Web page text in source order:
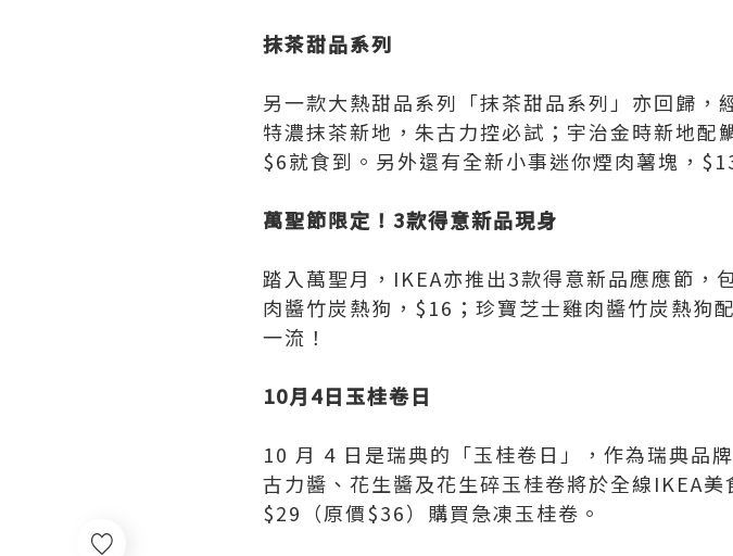
抹茶甜品系列
另一款大熱甜品系列「抹茶甜品系列」亦回歸
特濃抹茶新地，朱古力控必試；宇治金時新地配
$6就食到。另外還有全新小事迷你煙肉薯塊，
萬聖節限定！3款得意新品現身
踏入萬聖月，IKEA亦推出3款得意新品應應節，
肉醬竹炭熱狗，$16；珍寶芝士雞肉醬竹炭熱狗
一流！
10月4日玉桂卷日
10 月 4 日是瑞典的「玉桂卷日」，作為瑞典品
古力醬、花生醬及花生碎玉桂卷將於全線IKEA
$29（原價$36）購買急凍玉桂卷。